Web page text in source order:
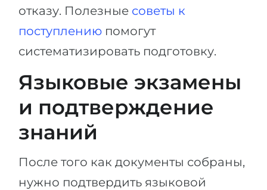
отказу. Полезные советы к
поступлению помогут
систематизировать подготовку.
Языковые экзамены
и подтверждение
знаний
После того как документы собраны,
нужно подтвердить языковой